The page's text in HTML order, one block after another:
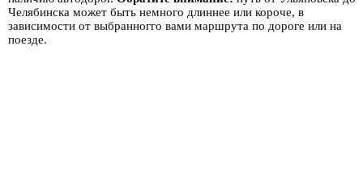
Челябинска может быть немного длиннее или короче, в
зависимости от выбранногго вами маршрута по дороге или на
поезде.